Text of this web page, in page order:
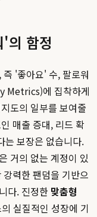
의 함정
'좋아요' 수, 팔로워
Metrics)에 집착하게
도의 일부를 보여줄
매출 증대, 리드 확
는 보장은 없습니다.
거의 없는 계정이 있
력한 팬덤을 기반으
다. 진정한 맞춤형
실질적인 성장에 기